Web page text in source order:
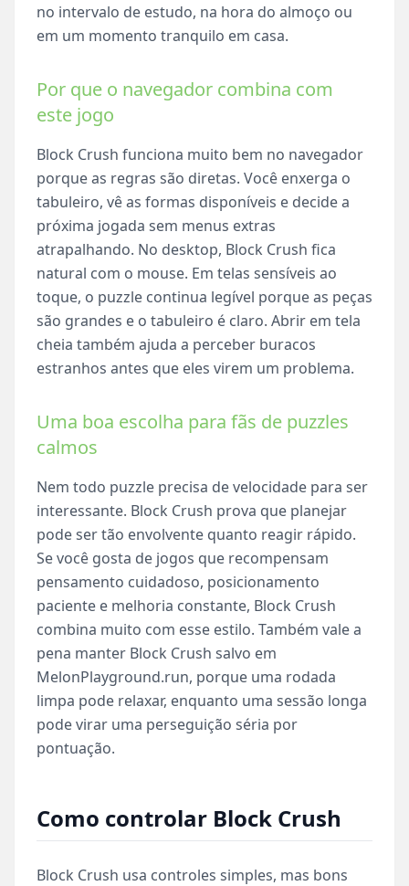
no intervalo de estudo, na hora do almoço ou
em um momento tranquilo em casa.
Por que o navegador combina com
este jogo
Block Crush funciona muito bem no navegador
porque as regras são diretas. Você enxerga o
tabuleiro, vê as formas disponíveis e decide a
próxima jogada sem menus extras
atrapalhando. No desktop, Block Crush fica
natural com o mouse. Em telas sensíveis ao
toque, o puzzle continua legível porque as peças
são grandes e o tabuleiro é claro. Abrir em tela
cheia também ajuda a perceber buracos
estranhos antes que eles virem um problema.
Uma boa escolha para fãs de puzzles
calmos
Nem todo puzzle precisa de velocidade para ser
interessante. Block Crush prova que planejar
pode ser tão envolvente quanto reagir rápido.
Se você gosta de jogos que recompensam
pensamento cuidadoso, posicionamento
paciente e melhoria constante, Block Crush
combina muito com esse estilo. Também vale a
pena manter Block Crush salvo em
MelonPlayground.run, porque uma rodada
limpa pode relaxar, enquanto uma sessão longa
pode virar uma perseguição séria por
pontuação.
Como controlar Block Crush
Block Crush usa controles simples, mas bons